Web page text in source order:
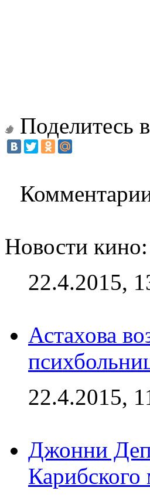
Поделитесь
Новости кино:
22.4.2015,
Астахова
22.4.2015,
Джонни
Карибского